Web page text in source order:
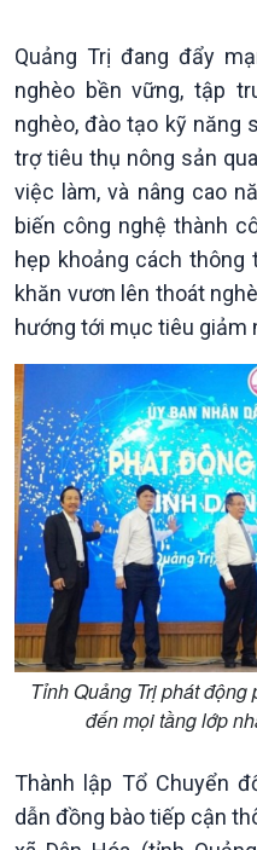
Chính trị
Tin Chính trị
Chính phủ với người dân
Quốc hội với cử tri
Xây dựng đảng
Đảng trong cuộc sống
Nhận diện sự thật
Pháp luật và đời sống
Trước giờ mở cửa
Dòng chảy Kinh tế
Quảng Trị đang đẩy
nghèo bền vững, tập
nghèo, đào tạo kỹ năng
trợ tiêu thụ nông sản
việc làm, và nâng cao
biến công nghệ thành
hẹp khoảng cách thông
khăn vươn lên thoát
hướng tới mục tiêu giảm
Tỉnh Quảng Trị phát
đến mọi tầng lớp
Thành lập Tổ Chuyển
dẫn đồng bào tiếp cận